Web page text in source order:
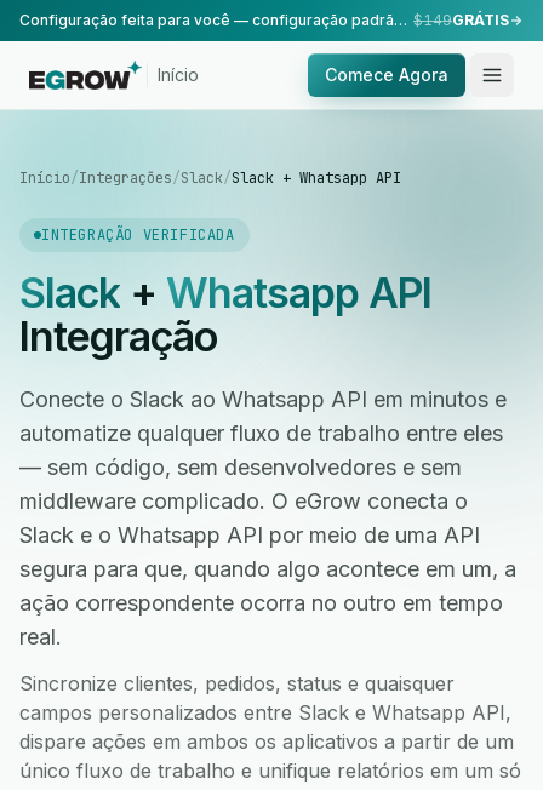
Configuração feita para você — configuração padrão, realizada pela nossa equipe. $149GRÁTIS
Início Comece Agora
Início/Integrações/Slack/Slack + Whatsapp API
INTEGRAÇÃO VERIFICADA
Slack+ Whatsapp API
Integração
Conecte o Slack ao Whatsapp API em minutos e
automatize qualquer fluxo de trabalho entre eles
— sem código, sem desenvolvedores e sem
middleware complicado. O eGrow conecta o
Slack e o Whatsapp API por meio de uma API
segura para que, quando algo acontece em um, a
ação correspondente ocorra no outro em tempo
real.
Sincronize clientes, pedidos, status e quaisquer
campos personalizados entre Slack e Whatsapp API,
dispare ações em ambos os aplicativos a partir de um
único fluxo de trabalho e unifique relatórios em um só